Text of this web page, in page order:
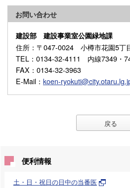
お問い合わせ
建設部 建設事業室公園緑地課
住所 ：〒047-0024 小樽市花園5丁
TEL ：0134-32-4111 内線7349・
FAX ：0134-32-3963
E-Mail ： koen-
戻る
便利情報
土・日・祝日の日中の当番医